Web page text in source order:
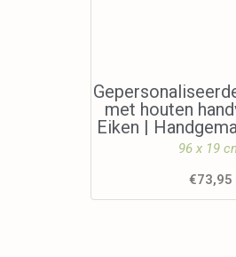
met houten
Eiken |
96 x 19
€73,95